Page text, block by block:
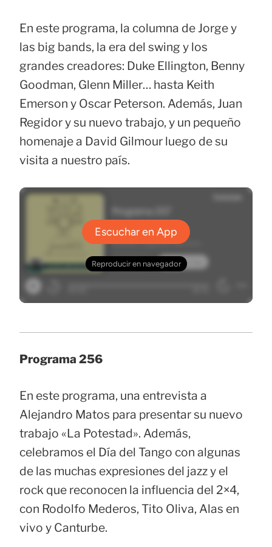
En este programa, la columna de Jorge y
las big bands, la era del swing y los
grandes creadores: Duke Ellington, Benny
Goodman, Glenn Miller… hasta Keith
Emerson y Oscar Peterson. Además, Juan
Regidor y su nuevo trabajo, y un pequeño
homenaje a David Gilmour luego de su
visita a nuestro país.
Programa 256
En este programa, una entrevista a
Alejandro Matos para presentar su nuevo
trabajo «La Potestad». Además,
celebramos el Día del Tango con algunas
de las muchas expresiones del jazz y el
rock que reconocen la influencia del 2×4,
con Rodolfo Mederos, Tito Oliva, Alas en
vivo y Canturbe.